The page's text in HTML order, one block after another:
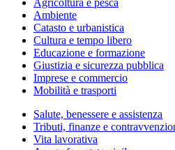
Agricoltura e pesca
Ambiente
Catasto e urbanistica
Cultura e tempo libero
Educazione e formazione
Giustizia e sicurezza pubblica
Imprese e commercio
Mobilità e trasporti
Salute, benessere e assistenza
Tributi, finanze e
Vita lavorativa